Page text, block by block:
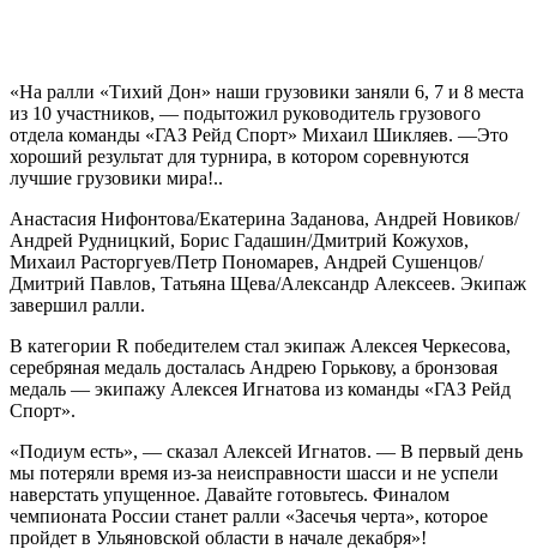
«На ралли «Тихий Дон» наши грузовики заняли 6, 7 и 8 места
из 10 участников, — подытожил руководитель грузового
отдела команды «ГАЗ Рейд Спорт» Михаил Шикляев. —Это
хороший результат для турнира, в котором соревнуются
лучшие грузовики мира!..
Анастасия Нифонтова/Екатерина Заданова, Андрей Новиков/
Андрей Рудницкий, Борис Гадашин/Дмитрий Кожухов,
Михаил Расторгуев/Петр Пономарев, Андрей Сушенцов/
Дмитрий Павлов, Татьяна Щева/Александр Алексеев. Экипаж
завершил ралли.
В категории R победителем стал экипаж Алексея Черкесова,
серебряная медаль досталась Андрею Горькову, а бронзовая
медаль — экипажу Алексея Игнатова из команды «ГАЗ Рейд
Спорт».
«Подиум есть», — сказал Алексей Игнатов. — В первый день
мы потеряли время из-за неисправности шасси и не успели
наверстать упущенное. Давайте готовьтесь. Финалом
чемпионата России станет ралли «Засечья черта», которое
пройдет в Ульяновской области в начале декабря»!